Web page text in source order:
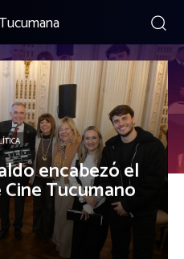
encabezó el
Tucumano